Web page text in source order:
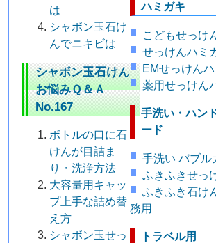
は
シャボン玉石け
んでニキビは
シャボン玉石けん
お悩みＱ＆Ａ
No.167
ボトルの口に石
けんが目詰ま
り・洗浄方法
大容量用キャッ
プ上手な詰め替
え方
シャボン玉せっ
ハミガキ
こどもせっけ
せっけんハミ
EMせっけん
薬用せっけん
手洗い・ハン
ード
手洗い バブル
ふきふきせっ
ふきふき石け
務用
トラベル用